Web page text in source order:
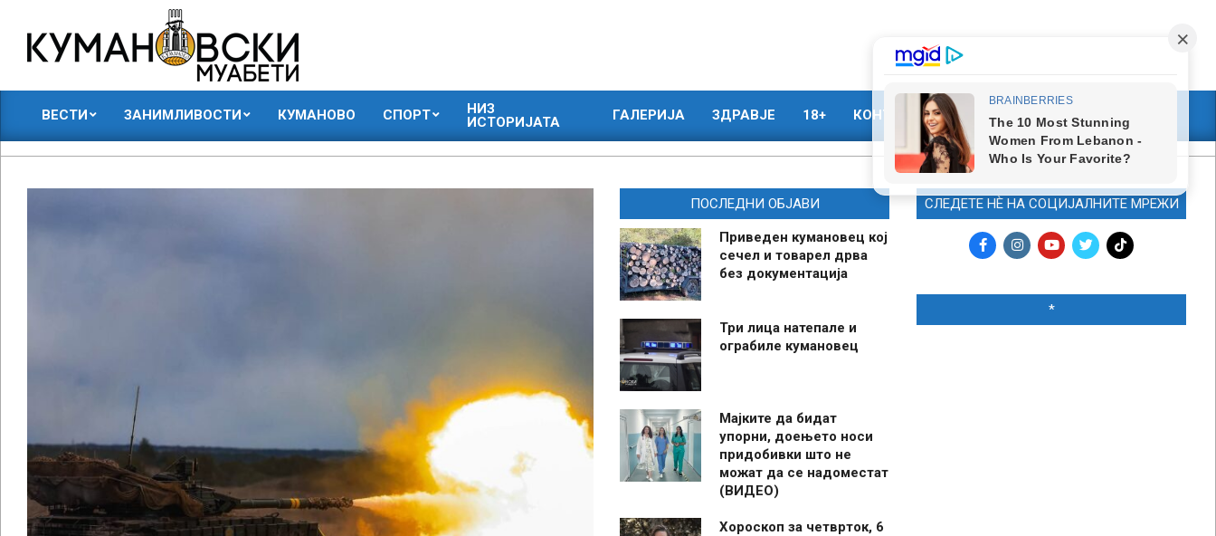
content
КУМАНОВСКИ
МУАБЕТИ
ВЕСТИ ЗАНИМЛИВОСТИ КУМАНОВО СПОРТ
НИЗ
ИСТОРИЈАТА
ГАЛЕРИЈА ЗДРАВЈЕ 18+ КОНТАКТ МАРКЕТИНГ
ПОСЛЕДНИ ОБЈАВИ
Приведен кумановец кој
сечел и товарел дрва
без документација
Три лица натепале и
ограбиле кумановец
Мајките да бидат
упорни, доењето носи
придобивки што не
можат да се надоместат
(ВИДЕО)
Хороскоп за четврток, 6
СЛЕДЕТЕ НЀ НА СОЦИЈАЛНИТЕ МРЕЖИ
*